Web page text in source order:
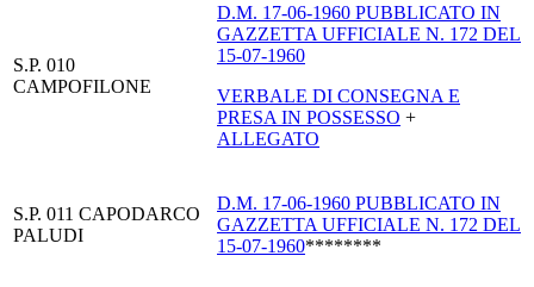
S.P. 010
CAMPOFILONE
D.M. 17-06-1960 PUBBLICATO IN
GAZZETTA UFFICIALE N. 172 DEL
15-07-1960
VERBALE DI CONSEGNA E
PRESA IN POSSESSO +
ALLEGATO
S.P. 011 CAPODARCO
PALUDI
D.M. 17-06-1960 PUBBLICATO IN
GAZZETTA UFFICIALE N. 172 DEL
15-07-1960********